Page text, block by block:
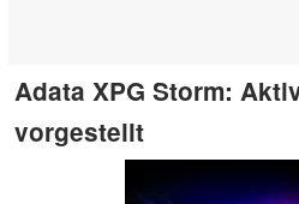
Adata XPG Storm:
vorgestellt